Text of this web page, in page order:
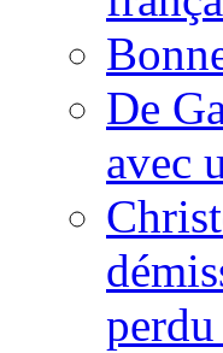
De
avec